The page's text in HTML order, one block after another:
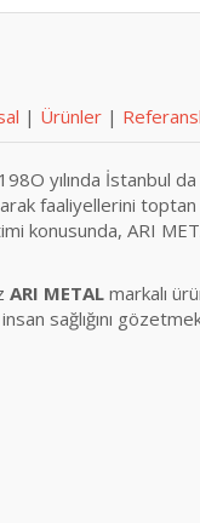
| Ürünler |
yılında İstanbul
faaliyellerini
konusunda, ARI
ARI METAL markalı
sağlığını